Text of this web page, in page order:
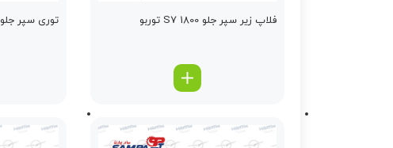
فلاپ زیر سپر جلو 1800 S7 توربو توری سپر جلو S7 1800 وارداتی